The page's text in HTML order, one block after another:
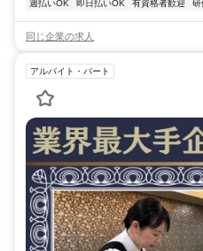
週払いOK
即日払いOK 有資格者歓迎 研
同じ企業の求人
アルバイト・パート